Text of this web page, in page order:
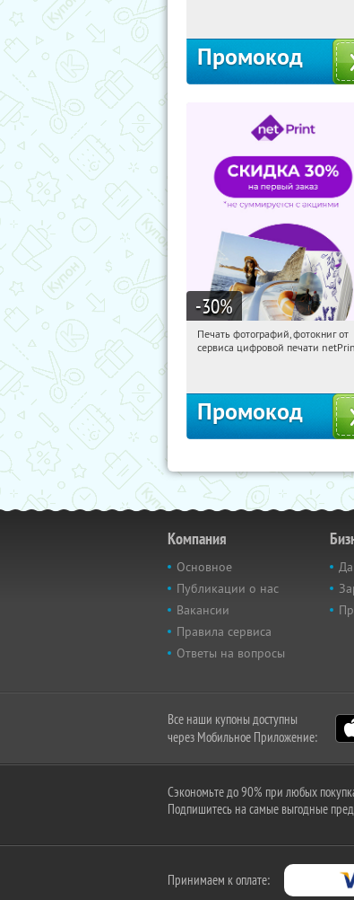
Промокод
-30%
15:46:07
Печать фотографий, фотокниг от
сервиса цифровой печати
Промокод
Компания
Основное
Публикации о нас
Вакансии
Правила сервиса
Ответы на вопросы
Все наши купоны доступны
через Мобильное Приложение:
Сэкономьте до 90% при любых
Подпишитесь на самые выгодные
Принимаем к оплате: